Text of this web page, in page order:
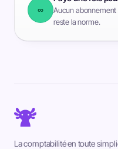
∞
Aucun abonnement
reste la norme.
La comptabilité en toute